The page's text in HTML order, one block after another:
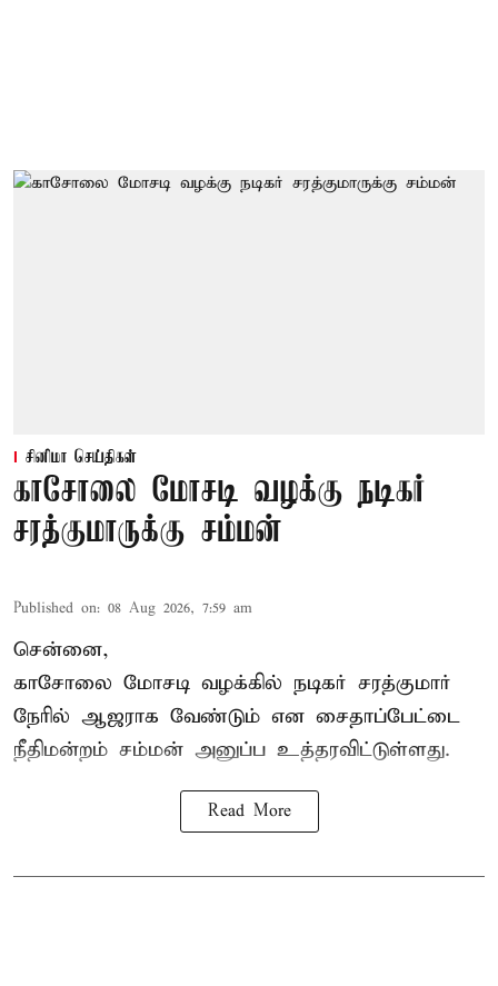
சினிமா செய்திகள்
காசோலை மோசடி வழக்கு நடிகர்
சரத்குமாருக்கு சம்மன்
Published on: 08 Aug 2026, 7:59 am
சென்னை,
காசோலை மோசடி வழக்கில் நடிகர் சரத்குமார்
நேரில் ஆஜராக வேண்டும் என சைதாப்பேட்டை
நீதிமன்றம் சம்மன் அனுப்ப உத்தரவிட்டுள்ளது.
Read More